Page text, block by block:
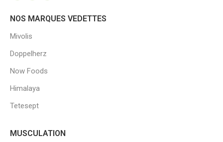
NOS MARQUES VEDETTES
Mivolis
Doppelherz
Now Foods
Himalaya
Tetesept
MUSCULATION